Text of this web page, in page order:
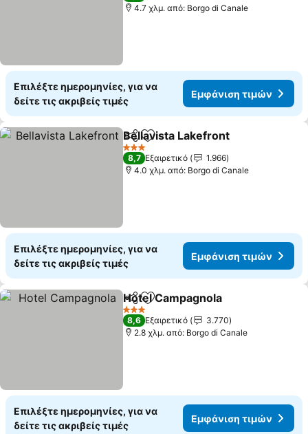
4.7 χλμ. από: Borgo di Canale
Επιλέξτε ημερομηνίες, για να
δείτε τις ακριβείς τιμές
Εμφάνιση τιμών
Κοινοποίηση
Προσθήκη στα αγαπημένα
Bellavista Lakefront
3 Αστέρια
8,7 Εξαιρετικό
1.966
4.0 χλμ. από: Borgo di Canale
Επιλέξτε ημερομηνίες, για να
δείτε τις ακριβείς τιμές
Εμφάνιση τιμών
Κοινοποίηση
Προσθήκη στα αγαπημένα
Hotel Campagnola
3 Αστέρια
8,6 Εξαιρετικό
3.770
2.8 χλμ. από: Borgo di Canale
Επιλέξτε ημερομηνίες, για να
δείτε τις ακριβείς τιμές
Εμφάνιση τιμών